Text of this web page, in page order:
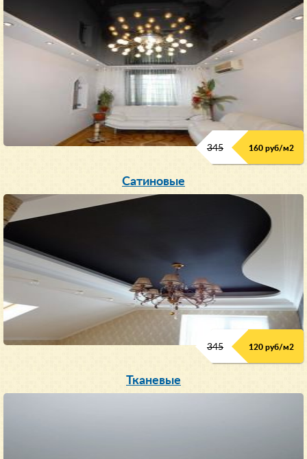
345 160 руб/м2
Сатиновые
345 120 руб/м2
Тканевые